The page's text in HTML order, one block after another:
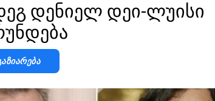
დენიელ დეი-ლუისი